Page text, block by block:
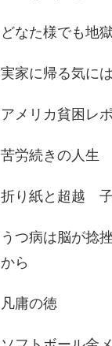
どなた様でも地
実家に帰る気に
アメリカ貧困レ
苦労続きの人生
折り紙と超越
うつ病は脳が捻
から
凡庸の徳